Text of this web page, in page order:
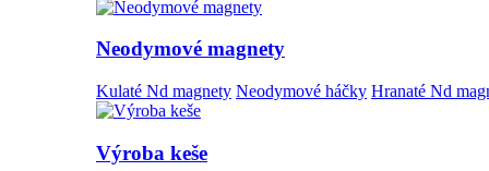
Neodymové magnety
Kulaté Nd magnety Neodymové háčky Hranaté Nd
Výroba keše